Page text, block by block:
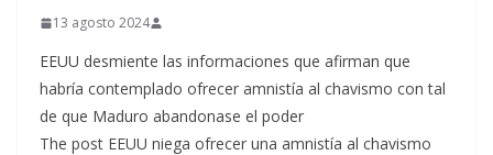
13 agosto 2024
EEUU desmiente las informaciones que afirman que
habría contemplado ofrecer amnistía al chavismo con tal
de que Maduro abandonase el poder
The post EEUU niega ofrecer una amnistía al chavismo